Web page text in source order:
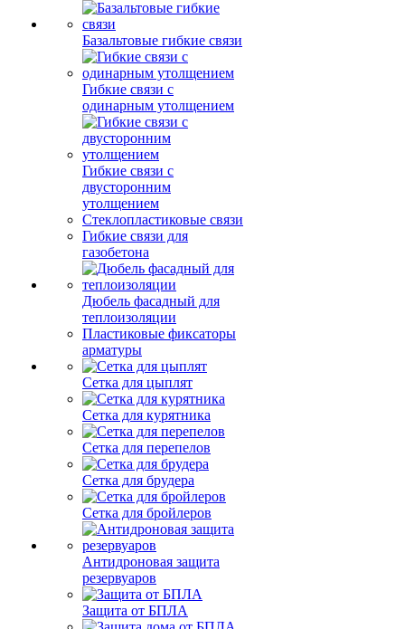
Базальтовые гибкие связи
Гибкие связи с
одинарным утолщением
Гибкие связи с
двусторонним
утолщением
Стеклопластиковые связи
Гибкие связи для
газобетона
Дюбель фасадный для
теплоизоляции
Пластиковые фиксаторы
арматуры
Сетка для цыплят
Сетка для курятника
Сетка для перепелов
Сетка для брудера
Сетка для бройлеров
Антидроновая защита
резервуаров
Защита от БПЛА